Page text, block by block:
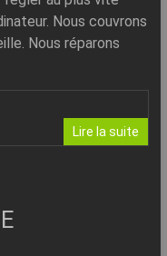
Nous couvrons
Nous réparons
Lire la suite